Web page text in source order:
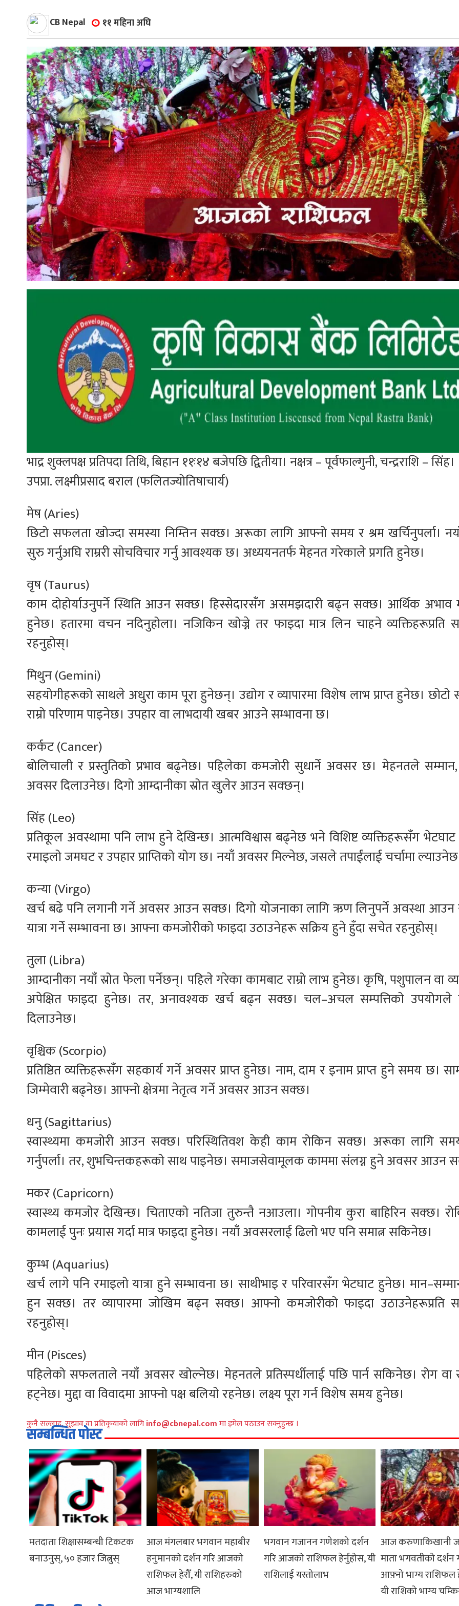
CB Nepal ११ महिना अघि
भाद्र शुक्लपक्ष प्रतिपदा तिथि, बिहान ११ः१४ बजेपछि द्वितीया। नक्षत्र – पूर्वफाल्गुनी, चन्द्रराशि – सिंह।
उपप्रा. लक्ष्मीप्रसाद बराल (फलितज्योतिषाचार्य)
मेष (Aries)
छिटो सफलता खोज्दा समस्या निम्तिन सक्छ। अरूका लागि आफ्नो समय र श्रम खर्चिनुपर्ला।
सुरु गर्नुअघि राम्ररी सोचविचार गर्नु आवश्यक छ। अध्ययनतर्फ मेहनत गरेकाले प्रगति हुनेछ।
वृष (Taurus)
काम दोहोर्याउनुपर्ने स्थिति आउन सक्छ। हिस्सेदारसँग असमझदारी बढ्न सक्छ। आर्थिक
हुनेछ। हतारमा वचन नदिनुहोला। नजिकिन खोज्ने तर फाइदा मात्र लिन चाहने व्यक्तिहरूप्रति
रहनुहोस्।
मिथुन (Gemini)
सहयोगीहरूको साथले अधुरा काम पूरा हुनेछन्। उद्योग र व्यापारमा विशेष लाभ प्राप्त हुनेछ। छोटो
राम्रो परिणाम पाइनेछ। उपहार वा लाभदायी खबर आउने सम्भावना छ।
कर्कट (Cancer)
बोलिचाली र प्रस्तुतिको प्रभाव बढ्नेछ। पहिलेका कमजोरी सुधार्ने अवसर छ। मेहनतले
अवसर दिलाउनेछ। दिगो आम्दानीका स्रोत खुलेर आउन सक्छन्।
सिंह (Leo)
प्रतिकूल अवस्थामा पनि लाभ हुने देखिन्छ। आत्मविश्वास बढ्नेछ भने विशिष्ट व्यक्तिहरूसँग
रमाइलो जमघट र उपहार प्राप्तिको योग छ। नयाँ अवसर मिल्नेछ, जसले तपाईंलाई चर्चामा
कन्या (Virgo)
खर्च बढे पनि लगानी गर्ने अवसर आउन सक्छ। दिगो योजनाका लागि ऋण लिनुपर्ने अवस्था
यात्रा गर्ने सम्भावना छ। आफ्ना कमजोरीको फाइदा उठाउनेहरू सक्रिय हुने हुँदा सचेत रहनुहोस्।
तुला (Libra)
आम्दानीका नयाँ स्रोत फेला पर्नेछन्। पहिले गरेका कामबाट राम्रो लाभ हुनेछ। कृषि, पशुपालन वा
अपेक्षित फाइदा हुनेछ। तर, अनावश्यक खर्च बढ्न सक्छ। चल–अचल सम्पत्तिको उपयोगले
दिलाउनेछ।
वृश्चिक (Scorpio)
प्रतिष्ठित व्यक्तिहरूसँग सहकार्य गर्ने अवसर प्राप्त हुनेछ। नाम, दाम र इनाम प्राप्त हुने समय छ।
जिम्मेवारी बढ्नेछ। आफ्नो क्षेत्रमा नेतृत्व गर्ने अवसर आउन सक्छ।
धनु (Sagittarius)
स्वास्थ्यमा कमजोरी आउन सक्छ। परिस्थितिवश केही काम रोकिन सक्छ। अरूका लागि
गर्नुपर्ला। तर, शुभचिन्तकहरूको साथ पाइनेछ। समाजसेवामूलक काममा संलग्न हुने अवसर आउन
मकर (Capricorn)
स्वास्थ्य कमजोर देखिन्छ। चिताएको नतिजा तुरुन्तै नआउला। गोपनीय कुरा बाहिरिन सक्छ।
कामलाई पुनः प्रयास गर्दा मात्र फाइदा हुनेछ। नयाँ अवसरलाई ढिलो भए पनि समात्न सकिनेछ।
कुम्भ (Aquarius)
खर्च लागे पनि रमाइलो यात्रा हुने सम्भावना छ। साथीभाइ र परिवारसँग भेटघाट हुनेछ।
हुन सक्छ। तर व्यापारमा जोखिम बढ्न सक्छ। आफ्नो कमजोरीको फाइदा उठाउनेहरूप्रति
रहनुहोस्।
मीन (Pisces)
पहिलेको सफलताले नयाँ अवसर खोल्नेछ। मेहनतले प्रतिस्पर्धीलाई पछि पार्न सकिनेछ। रोग वा
हट्नेछ। मुद्दा वा विवादमा आफ्नो पक्ष बलियो रहनेछ। लक्ष्य पूरा गर्न विशेष समय हुनेछ।
कुनै सल्लाह, सुझाव वा प्रतिकृयाको लागिinfo@cbnepal.comमा इमेल पठाउन सक्नुहुन्छ ।
सम्बन्धित पोस्ट
मतदाता शिक्षासम्बन्धी टिकटक
बनाउनुस्, ५० हजार जित्नुस्
आज मंगलबार भगवान महाबीर
हनुमानको दर्शन गरि आजको
राशिफल हेरौँ, यी राशिहरुको
आज भाग्यशालि
भगवान गजानन गणेशको दर्शन
गरि आजको राशिफल हेर्नुहोस, यी
राशिलाई यस्तोलाभ
आज करुणाकिखानी
माता भगवतीको दर्शन
आफ़्नो भाग्य राशिफल
यी राशिको भाग्य